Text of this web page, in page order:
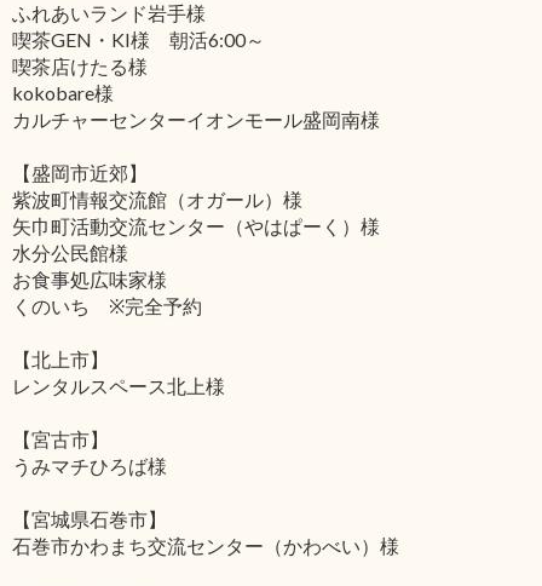
ふれあいランド岩手様
喫茶GEN・KI様 朝活6:00～
喫茶店けたる様
kokobare様
カルチャーセンターイオンモール盛岡南様
【盛岡市近郊】
紫波町情報交流館（オガール）様
矢巾町活動交流センター（やはぱーく）様
水分公民館様
お食事処広味家様
くのいち ※完全予約
【北上市】
レンタルスペース北上様
【宮古市】
うみマチひろば様
【宮城県石巻市】
石巻市かわまち交流センター（かわべい）様